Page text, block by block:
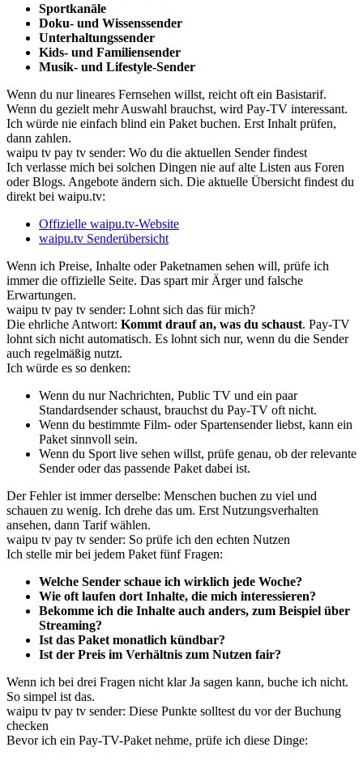
Sportkanäle
Doku- und Wissenssender
Unterhaltungssender
Kids- und Familiensender
Musik- und Lifestyle-Sender
Wenn du nur lineares Fernsehen willst, reicht oft ein Basistarif.
Wenn du gezielt mehr Auswahl brauchst, wird Pay-TV interessant.
Ich würde nie einfach blind ein Paket buchen. Erst Inhalt prüfen,
dann zahlen.
waipu tv pay tv sender: Wo du die aktuellen Sender findest
Ich verlasse mich bei solchen Dingen nie auf alte Listen aus Foren
oder Blogs. Angebote ändern sich. Die aktuelle Übersicht findest du
direkt bei waipu.tv:
Offizielle waipu.tv-Website
waipu.tv Senderübersicht
Wenn ich Preise, Inhalte oder Paketnamen sehen will, prüfe ich
immer die offizielle Seite. Das spart mir Ärger und falsche
Erwartungen.
waipu tv pay tv sender: Lohnt sich das für mich?
Die ehrliche Antwort: Kommt drauf an, was du schaust. Pay-TV
lohnt sich nicht automatisch. Es lohnt sich nur, wenn du die Sender
auch regelmäßig nutzt.
Ich würde es so denken:
Wenn du nur Nachrichten, Public TV und ein paar
Standardsender schaust, brauchst du Pay-TV oft nicht.
Wenn du bestimmte Film- oder Spartensender liebst, kann ein
Paket sinnvoll sein.
Wenn du Sport live sehen willst, prüfe genau, ob der relevante
Sender oder das passende Paket dabei ist.
Der Fehler ist immer derselbe: Menschen buchen zu viel und
schauen zu wenig. Ich drehe das um. Erst Nutzungsverhalten
ansehen, dann Tarif wählen.
waipu tv pay tv sender: So prüfe ich den echten Nutzen
Ich stelle mir bei jedem Paket fünf Fragen:
Welche Sender schaue ich wirklich jede Woche?
Wie oft laufen dort Inhalte, die mich interessieren?
Bekomme ich die Inhalte auch anders, zum Beispiel über
Streaming?
Ist das Paket monatlich kündbar?
Ist der Preis im Verhältnis zum Nutzen fair?
Wenn ich bei drei Fragen nicht klar Ja sagen kann, buche ich nicht.
So simpel ist das.
waipu tv pay tv sender: Diese Punkte solltest du vor der Buchung
checken
Bevor ich ein Pay-TV-Paket nehme, prüfe ich diese Dinge: